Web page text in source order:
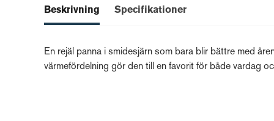
Beskrivning Specifikationer
En rejäl panna i smidesjärn som bara blir bättre med
värmefördelning gör den till en favorit för både vardag